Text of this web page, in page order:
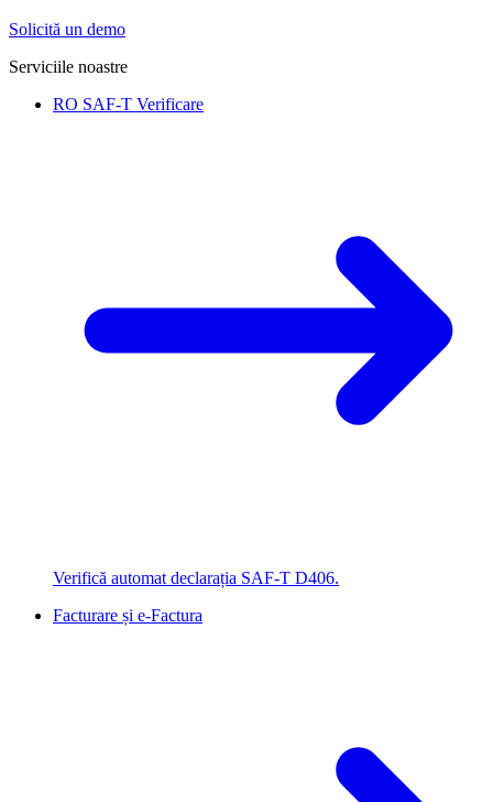
Solicită un demo
Serviciile noastre
RO SAF-T Verificare
Verifică automat declarația SAF-T D406.
Facturare și e-Factura